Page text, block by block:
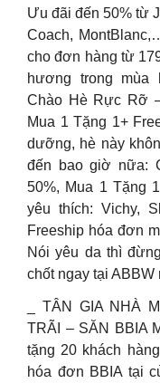
Ưu đãi đến 50% từ
Coach,
cho đơn hàng từ
hương trong
Chào Hè Rực Rỡ
Mua 1 Tặng 1+
dưỡng, hè này
đến bao giờ nữa:
50%, Mua 1 Tặng
yêu thích: Vichy,
Freeship hóa đơn
Nói yêu da thì
chốt ngay tại ABBW
_ TÂN GIA NHÀ
TRÃI – SĂN BBIA
tặng 20 khách
hóa đơn BBIA tại